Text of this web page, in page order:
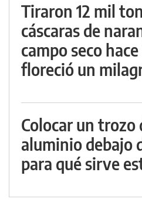
Tiraron 12 mil
cáscaras de
campo seco
floreció un
Colocar un trozo
aluminio debajo
para qué sirve